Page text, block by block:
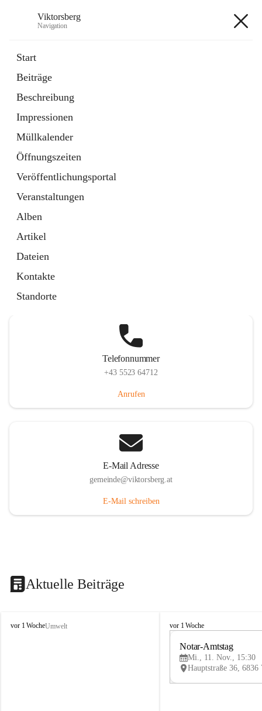
Viktorsberg
Navigation
Start
Beiträge
Beschreibung
Impressionen
Müllkalender
Öffnungszeiten
Veröffentlichungsportal
Veranstaltungen
Alben
Artikel
Dateien
Kontakte
Standorte
1 Schnellzugriff
Bürgerservice
10 Schnellzugriffe
Telefonnummer
+43 5523 64712
Anrufen
E-Mail Adresse
gemeinde@viktorsberg.at
E-Mail schreiben
Aktuelle Beiträge
V
vor 1 WocheUmwelt
V
vor 1 Woche
Notar-Amtstag
Mi., 11. Nov., 15:30